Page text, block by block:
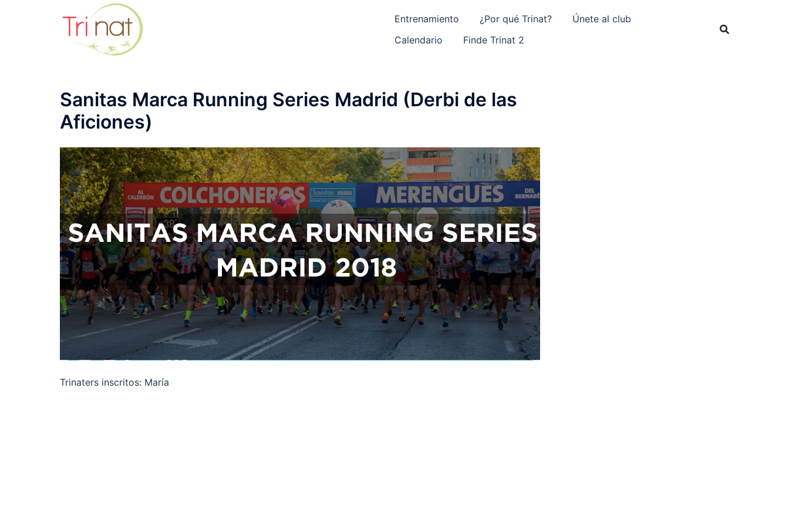
Entrenamiento ¿Por qué Trinat?
Únete al club
Calendario
Finde Trinat 2
Sanitas Marca Running Series Madrid (Derbi de las
Aficiones)
Trinaters inscritos: María